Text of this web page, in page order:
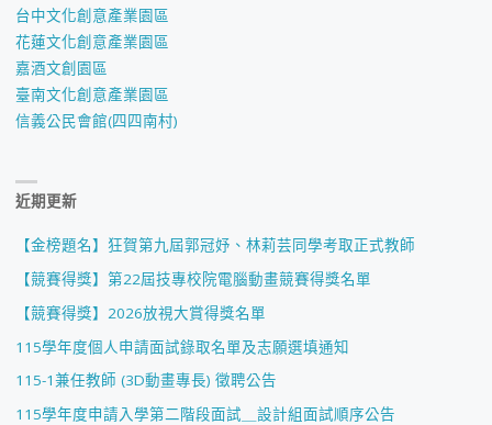
台中文化創意產業園區
花蓮文化創意產業園區
嘉酒文創園區
臺南文化創意產業園區
信義公民會館(四四南村)
近期更新
【金榜題名】狂賀第九屆郭冠妤、林莉芸同學考取正式教師
【競賽得獎】第22屆技專校院電腦動畫競賽得獎名單
【競賽得獎】2026放視大賞得獎名單
115學年度個人申請面試錄取名單及志願選填通知
115-1兼任教師 (3D動畫專長) 徵聘公告
115學年度申請入學第二階段面試＿設計組面試順序公告